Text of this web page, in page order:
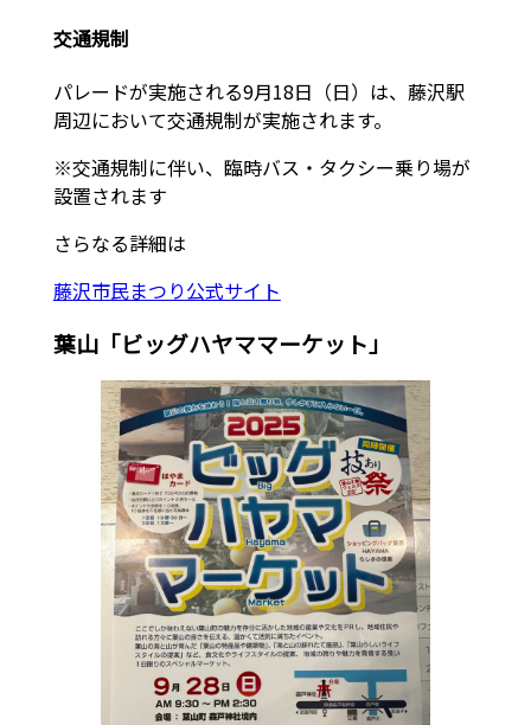
交通規制
パレードが実施される9月18日（日）は、藤沢駅
周辺において交通規制が実施されます。
※交通規制に伴い、臨時バス・タクシー乗り場が
設置されます
さらなる詳細は
藤沢市民まつり公式サイト
葉山「ビッグハヤママーケット」